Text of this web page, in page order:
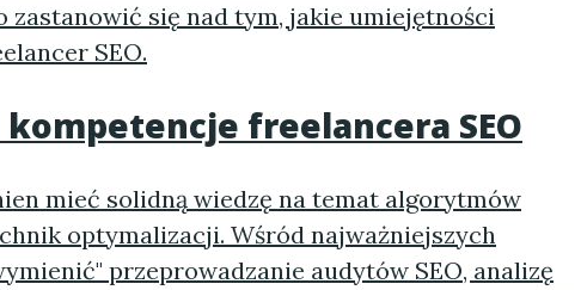
zastanowić się nad tym, jakie umiejętności
SEO.
freelancera SEO
mieć solidną wiedzę na temat algorytmów
optymalizacji. Wśród najważniejszych
przeprowadzanie audytów SEO, analizę